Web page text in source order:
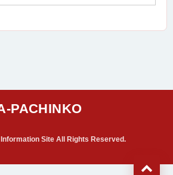
Site All Rights Reserved.